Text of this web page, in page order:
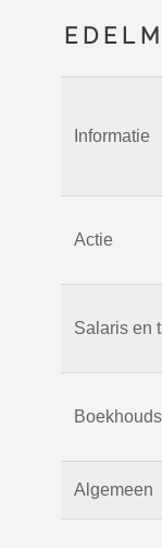
Informatie
Actie
Salaris en
Algemeen